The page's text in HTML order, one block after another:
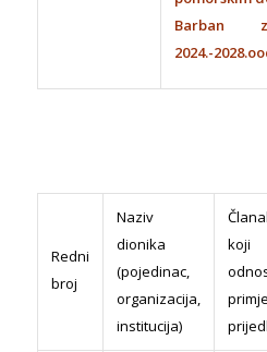
Barban
2024.-
Redni
broj
Naziv
dionika
(pojedinac,
organizacija,
institucija)